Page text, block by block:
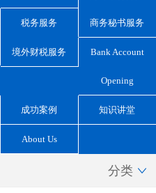
税务服务 商务秘书服务
境外财税服务 Bank Account
Opening
成功案例 知识讲堂
About Us
分类 